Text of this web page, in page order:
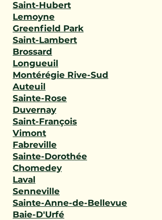
Saint-Hubert
Lemoyne
Greenfield Park
Saint-Lambert
Brossard
Longueuil
Montérégie Rive-Sud
Auteuil
Sainte-Rose
Duvernay
Saint-François
Vimont
Fabreville
Sainte-Dorothée
Chomedey
Laval
Senneville
Sainte-Anne-de-Bellevue
Baie-D'Urfé